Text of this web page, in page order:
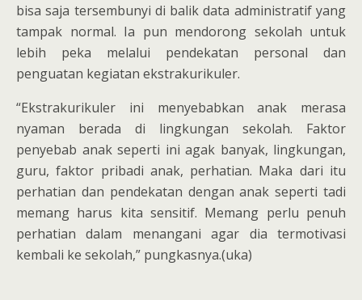
bisa saja tersembunyi di balik data administratif yang
tampak normal. Ia pun mendorong sekolah untuk
lebih peka melalui pendekatan personal dan
penguatan kegiatan ekstrakurikuler.
“Ekstrakurikuler ini menyebabkan anak merasa
nyaman berada di lingkungan sekolah. Faktor
penyebab anak seperti ini agak banyak, lingkungan,
guru, faktor pribadi anak, perhatian. Maka dari itu
perhatian dan pendekatan dengan anak seperti tadi
memang harus kita sensitif. Memang perlu penuh
perhatian dalam menangani agar dia termotivasi
kembali ke sekolah,” pungkasnya.(uka)